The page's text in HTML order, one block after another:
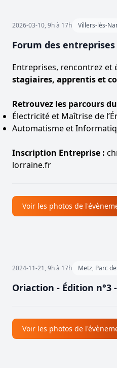
2026-03-10, 9h à 17h Villers-lès-
Forum des entreprises
Entreprises, rencontrez et
stagiaires, apprentis et
Retrouvez les parcours
Électricité et Maîtrise de
Automatisme et
Inscription Entreprise :
lorraine.fr
Voir les photos de
2024-11-21, 9h à 17h Metz, Parc
Oriaction - Édition n°3
Voir les photos de